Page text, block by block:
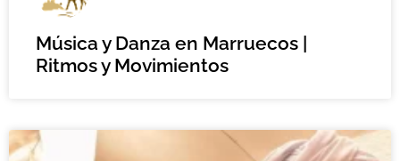
Música y Danza en Marruecos |
Ritmos y Movimientos